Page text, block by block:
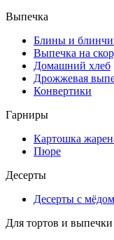
Выпечка
Блины и
Выпечка на
Домашний хлеб
Дрожжевая
Конвертики
Гарниры
Картошка
Пюре
Десерты
Десерты с мёдом
Для тортов и выпечки